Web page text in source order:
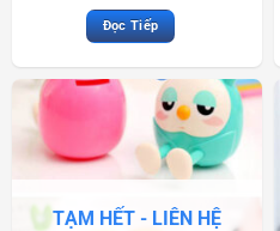
Đọc Tiếp
TẠM HẾT - LIÊN HỆ